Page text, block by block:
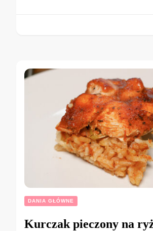
DANIA GŁÓWNE
Kurczak pieczony na